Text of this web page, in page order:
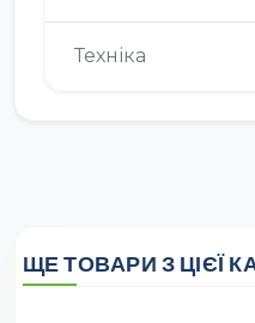
Техніка
ЩЕ ТОВАРИ З ЦІЄЇ